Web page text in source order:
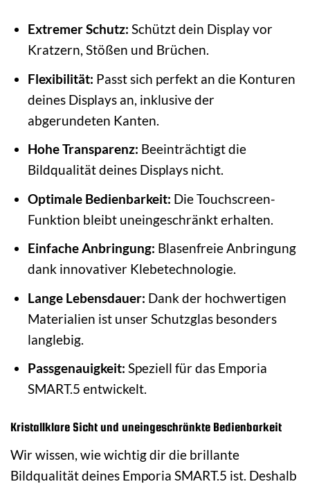
Extremer Schutz: Schützt dein Display vor
Kratzern, Stößen und Brüchen.
Flexibilität: Passt sich perfekt an die Konturen
deines Displays an, inklusive der
abgerundeten Kanten.
Hohe Transparenz: Beeinträchtigt die
Bildqualität deines Displays nicht.
Optimale Bedienbarkeit: Die Touchscreen-
Funktion bleibt uneingeschränkt erhalten.
Einfache Anbringung: Blasenfreie Anbringung
dank innovativer Klebetechnologie.
Lange Lebensdauer: Dank der hochwertigen
Materialien ist unser Schutzglas besonders
langlebig.
Passgenauigkeit: Speziell für das Emporia
SMART.5 entwickelt.
Kristallklare Sicht und uneingeschränkte Bedienbarkeit
Wir wissen, wie wichtig dir die brillante
Bildqualität deines Emporia SMART.5 ist. Deshalb